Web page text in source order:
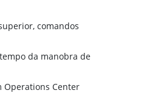
comandos
da manobra de
Operations Center